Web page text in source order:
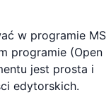
w programie MS
programie (Open
jest prosta i
edytorskich.